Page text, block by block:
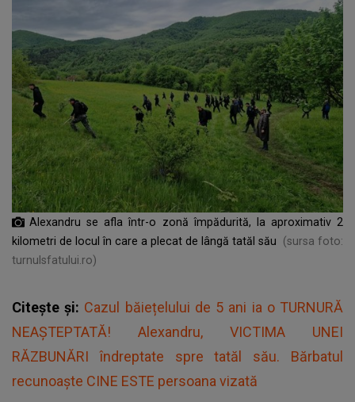
Alexandru se afla într-o zonă împădurită, la aproximativ 2
kilometri de locul în care a plecat de lângă tatăl său
(sursa foto:
turnulsfatului.ro)
Citește și: Cazul băiețelului de 5 ani ia o TURNURĂ
NEAȘTEPTATĂ! Alexandru, VICTIMA UNEI
RĂZBUNĂRI îndreptate spre tatăl său. Bărbatul
recunoaște CINE ESTE persoana vizată